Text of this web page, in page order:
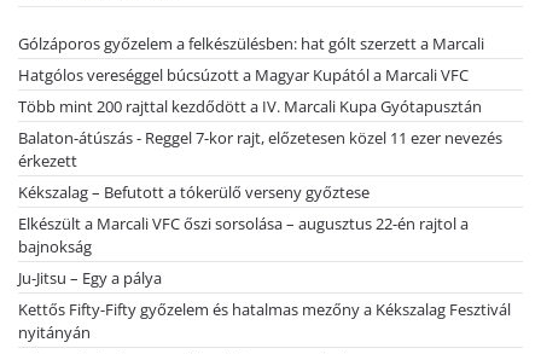
Gólzáporos győzelem a felkészülésben: hat gólt szerzett a Marcali
Hatgólos vereséggel búcsúzott a Magyar Kupától a Marcali VFC
Több mint 200 rajttal kezdődött a IV. Marcali Kupa Gyótapusztán
Balaton-átúszás - Reggel 7-kor rajt, előzetesen közel 11 ezer nevezés
érkezett
Kékszalag – Befutott a tókerülő verseny győztese
Elkészült a Marcali VFC őszi sorsolása – augusztus 22-én rajtol a
bajnokság
Ju-Jitsu – Egy a pálya
Kettős Fifty-Fifty győzelem és hatalmas mezőny a Kékszalag Fesztivál
nyitányán